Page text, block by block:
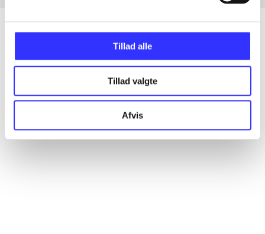
Tillad alle
Tillad valgte
Afvis
Artikler
Alle registrerede artikler fordelt på udgivelser